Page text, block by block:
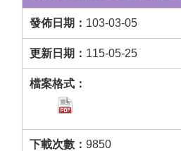
103-03-05
115-05-25
9850